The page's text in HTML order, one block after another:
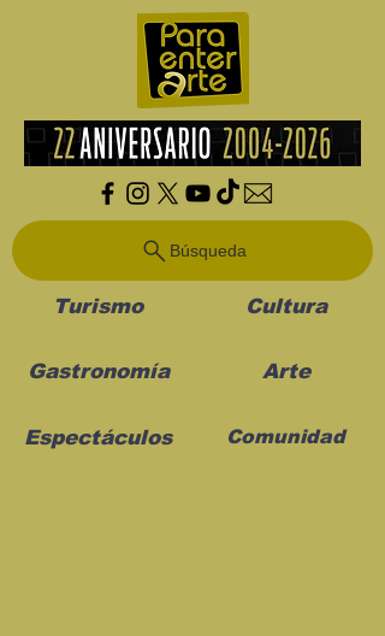
Búsqueda
Turismo Cultura
Gastronomía Arte
Espectáculos Comunidad